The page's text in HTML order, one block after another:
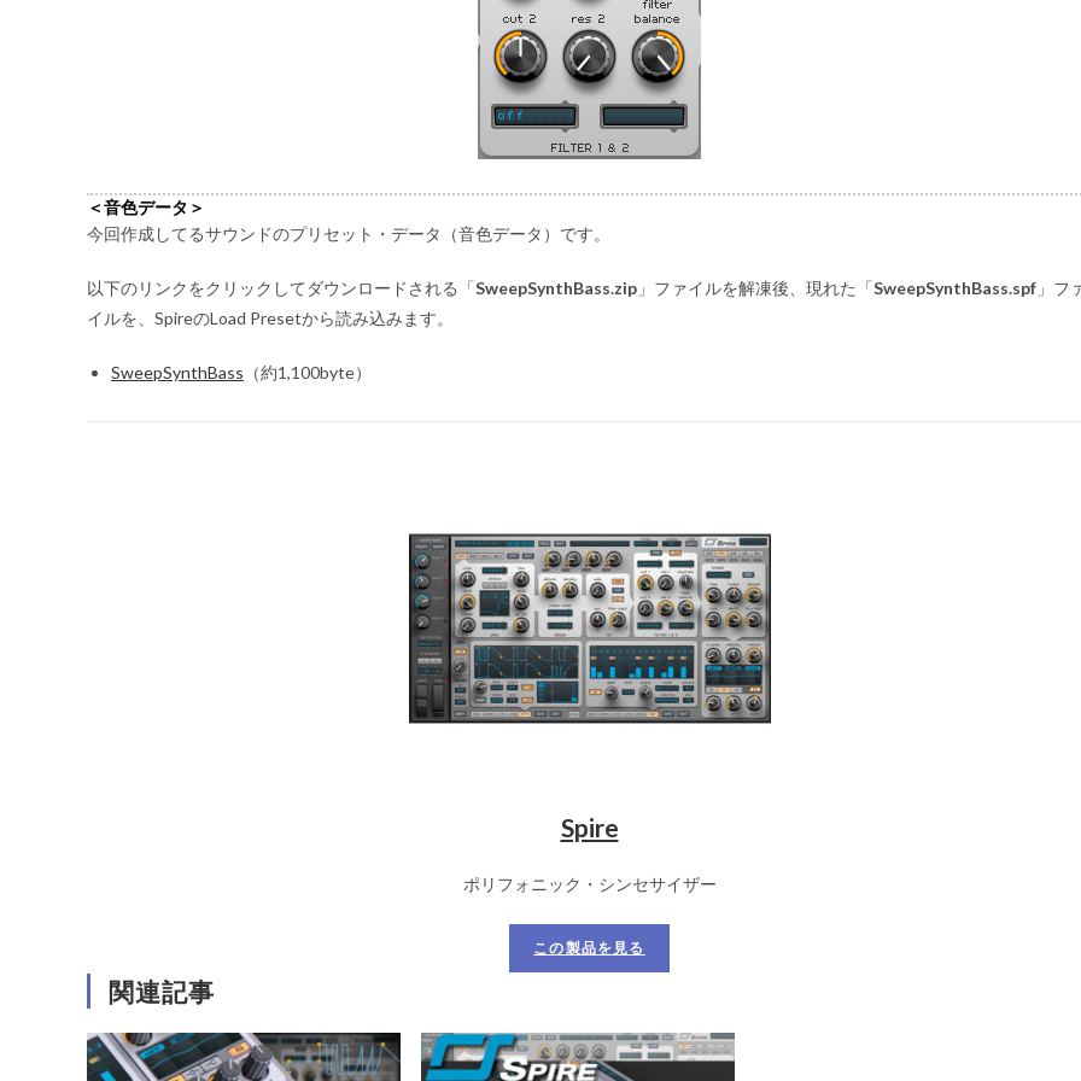
＜音色データ＞
今回作成してるサウンドのプリセット・データ（音色データ）です。
以下のリンクをクリックしてダウンロードされる「SweepSynthBass.zip 」ファイルを解凍後、現れた「SweepSynthBass.spf 」フ
イルを、SpireのLoad Presetから読み込みます。
SweepSynthBass （約1,100byte）
Spire
ポリフォニック・シンセサイザー
この製品を見る
関連記事